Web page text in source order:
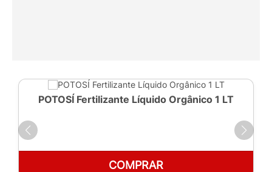
POTOSÍ Fertilizante Líquido Orgânico 1 LT
COMPRAR